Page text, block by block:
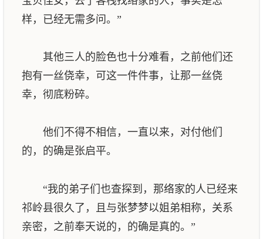
样，已经无需多问。”
其他三人的脸色也十分难看，之前他们还
抱有一丝侥幸，可这一件件事，让那一丝侥
幸，彻底粉碎。
他们不得不相信，一直以来，对付他们
的，的确是张启平。
“我的弟子们也查探到，那络家的人已经来
祁岭县很久了，且与张梦梦以姐弟相称，关系
亲密，之前奉天说的，的确是真的。”